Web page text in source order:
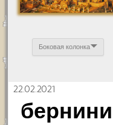
Боковая колонка
22.02.2021
бернини